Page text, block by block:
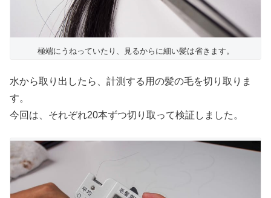
極端にうねっていたり、見るからに細い髪は省きます。
水から取り出したら、計測する用の髪の毛を切り取りま
す。
今回は、それぞれ20本ずつ切り取って検証しました。